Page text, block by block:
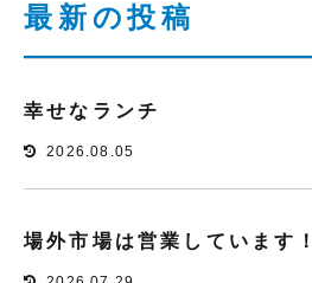
最新の投稿
幸せなランチ
2026.08.05
場外市場は営業しています！